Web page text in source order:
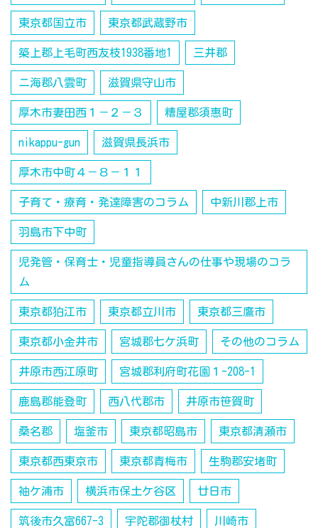
東京都国立市 東京都武蔵野市
築上郡上毛町西友枝1938番地1 三井郡
ニ海郡八雲町 滋賀県守山市
厚木市妻田西１－２－３ 糟屋郡須惠町
nikappu-gun 滋賀県長浜市
厚木市中町４－８－１１
子育て・療育・発達障害のコラム 中新川郡上市
羽島市下中町
児発管・保育士・児童指導員さんの仕事や現場のコラ
ム
東京都狛江市 東京都立川市 東京都三鷹市
東京都小金井市 宮城郡七ケ浜町 その他のコラム
井原市西江原町 宮城郡利府町花園１-208-1
鹿島郡能登町 西八代郡市 井原市笹賀町
桑名郡 塩釜市 東京都昭島市 東京都清瀬市
東京都西東京市 東京都青梅市 生駒郡安堵町
袖ケ浦市 横浜市保土ケ谷区 廿日市
筑後市久富667-3 宇陀郡御杖村 川崎市